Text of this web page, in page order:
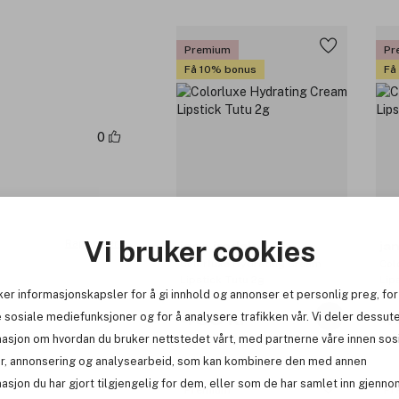
Vi bruker cookies
informasjonskapsler for å gi innhold og annonser et personlig preg, for
sosiale mediefunksjoner og for å analysere trafikken vår. Vi deler
om hvordan du bruker nettstedet vårt, med partnerne våre innen
annonsering og analysearbeid, som kan kombinere den med annen
du har gjort tilgjengelig for dem, eller som de har samlet inn
Premium
Få 10% bonus
jane iredale
Colorluxe Hydrating Cream
409 kr
Få
Premium
0
Rapportere